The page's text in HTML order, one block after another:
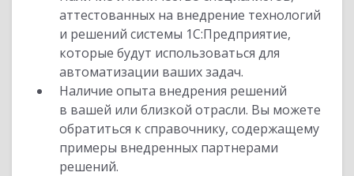
аттестованных на внедрение технологий
и решений системы 1С:Предприятие,
которые будут использоваться для
автоматизации ваших задач.
Наличие опыта внедрения решений
в вашей или близкой отрасли. Вы можете
обратиться к справочнику, содержащему
примеры внедренных партнерами
решений.